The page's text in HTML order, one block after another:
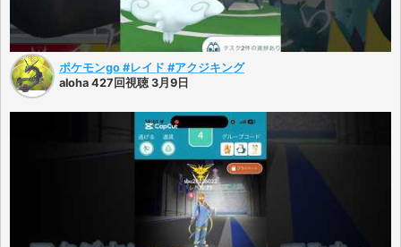
ポケモンgo #レイド #アクジキング
aloha 427回視聴 3月9日